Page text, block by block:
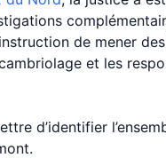
de mener
et les
d’identifier